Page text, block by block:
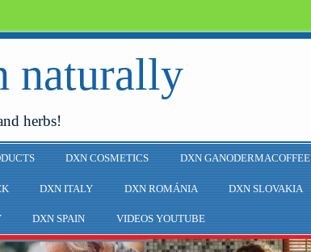
naturally
herbs!
DXN COSMETICS DXN GANODERMACOFFEE
DXN ITALY DXN ROMÁNIA DXN SLOVAKIA
DXN SPAIN VIDEOS YOUTUBE